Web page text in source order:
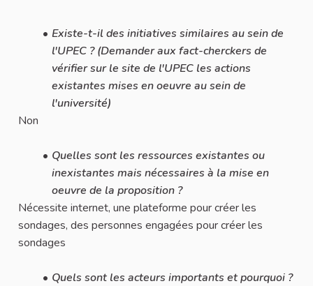
Existe-t-il des initiatives similaires au sein de
l'UPEC ? (Demander aux fact-cherckers de
vérifier sur le site de l'UPEC les actions
existantes mises en oeuvre au sein de
l'université)
Non
Quelles sont les ressources existantes ou
inexistantes mais nécessaires à la mise en
oeuvre de la proposition ?
Nécessite internet, une plateforme pour créer les
sondages, des personnes engagées pour créer les
sondages
Quels sont les acteurs importants et pourquoi ?